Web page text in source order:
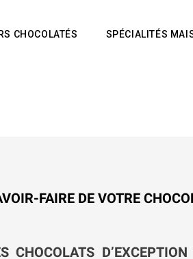
CHOCOLATÉS SPÉCIALITÉS
FAIRE DE VOTRE
CHOCOLATS